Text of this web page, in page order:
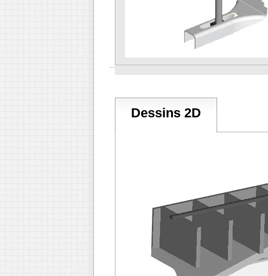
Dessins 2D